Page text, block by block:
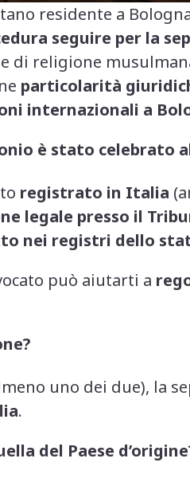
residente a
seguire per la
di religione
particolarità
internazionali a
è stato celebrato
registrato in Italia
legale presso il
nei registri dello
può aiutarti a
uno dei due), la
.
del Paese